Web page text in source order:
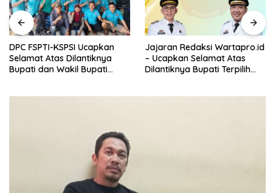
DPC FSPTI-KSPSI Ucapkan
Selamat Atas Dilantiknya
Bupati dan Wakil Bupati
Jajaran Redaksi Wartapro.id
– Ucapkan Selamat Atas
Dilantiknya Bupati Terpilih